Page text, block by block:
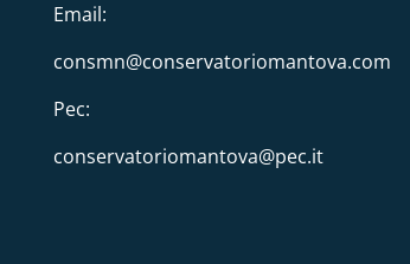
Email:
consmn@conservatoriomantova.com
Pec:
conservatoriomantova@pec.it